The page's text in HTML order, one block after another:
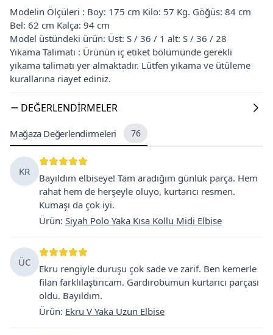
Modelin Ölçüleri : Boy: 175 cm Kilo: 57 Kg. Göğüs: 84 cm
Bel: 62 cm Kalça: 94 cm
Model üstündeki ürün: Üst: S / 36 / 1 alt: S / 36 / 28
Yıkama Talimatı : Ürünün iç etiket bölümünde gerekli
yıkama talimatı yer almaktadır. Lütfen yıkama ve ütüleme
kurallarına riayet ediniz.
DEĞERLENDIRMELER
Mağaza Değerlendirmeleri 76
KR
Bayıldım elbiseye! Tam aradığım günlük parça. Hem
rahat hem de herşeyle oluyo, kurtarıcı resmen.
Kumaşı da çok iyi.
Ürün: Siyah Polo Yaka Kısa Kollu Midi Elbise
ÜC
Ekru rengiyle duruşu çok sade ve zarif. Ben kemerle
filan farklılaştırıcam. Gardırobumun kurtarıcı parçası
oldu. Bayıldım.
Ürün: Ekru V Yaka Uzun Elbise